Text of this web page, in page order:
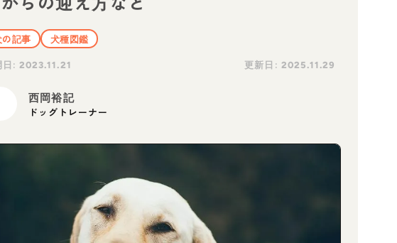
の記事
犬種図鑑
日:2023.11.21 更新日: 2025.11.29
西岡裕記
ドッグトレーナー